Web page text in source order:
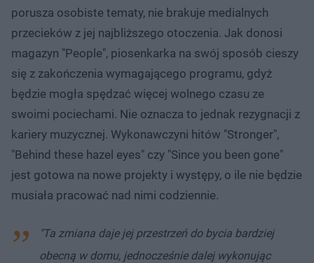
porusza osobiste tematy, nie brakuje medialnych
przecieków z jej najbliższego otoczenia. Jak donosi
magazyn "People", piosenkarka na swój sposób cieszy
się z zakończenia wymagającego programu, gdyż
będzie mogła spędzać więcej wolnego czasu ze
swoimi pociechami. Nie oznacza to jednak rezygnacji z
kariery muzycznej. Wykonawczyni hitów "Stronger",
"Behind these hazel eyes" czy "Since you been gone"
jest gotowa na nowe projekty i występy, o ile nie będzie
musiała pracować nad nimi codziennie.
"Ta zmiana daje jej przestrzeń do bycia bardziej
obecną w domu, jednocześnie dalej wykonując